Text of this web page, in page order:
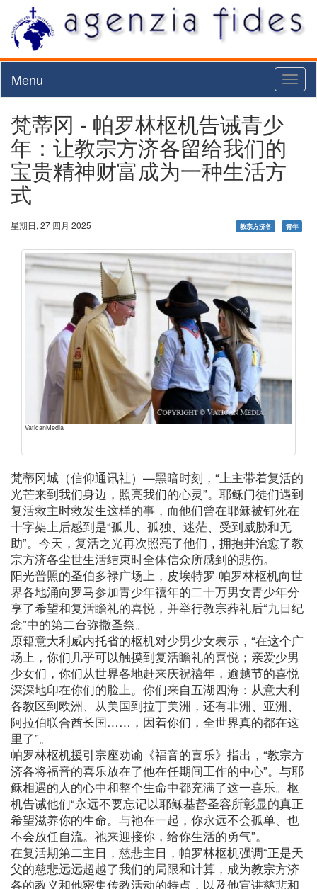
Menu
梵蒂冈 - 帕罗林枢机告诫青少
年：让教宗方济各留给我们的
宝贵精神财富成为一种生活方
式
星期日, 27 四月 2025 教宗方济各 青年
VaticanMedia
梵蒂冈城（信仰通讯社）—黑暗时刻，“上主带着复活的
光芒来到我们身边，照亮我们的心灵”。耶稣门徒们遇到
复活救主时救发生这样的事，而他们曾在耶稣被钉死在
十字架上后感到是“孤儿、孤独、迷茫、受到威胁和无
助”。今天，复活之光再次照亮了他们，拥抱并治愈了教
宗方济各尘世生活结束时全体信众所感到的悲伤。
阳光普照的圣伯多禄广场上，皮埃特罗·帕罗林枢机向世
界各地涌向罗马参加青少年禧年的二十万男女青少年分
享了希望和复活瞻礼的喜悦，并举行教宗葬礼后“九日纪
念”中的第二台弥撒圣祭。
原籍意大利威内托省的枢机对少男少女表示，“在这个广
场上，你们几乎可以触摸到复活瞻礼的喜悦；亲爱少男
少女们，你们从世界各地赶来庆祝禧年，逾越节的喜悦
深深地印在你们的脸上。你们来自五湖四海：从意大利
各教区到欧洲、从美国到拉丁美洲，还有非洲、亚洲、
阿拉伯联合酋长国……，因着你们，全世界真的都在这
里了”。
帕罗林枢机援引宗座劝谕《福音的喜乐》指出，“教宗方
济各将福音的喜乐放在了他在任期间工作的中心”。与耶
稣相遇的人的心中和整个生命中都充满了这一喜乐。枢
机告诫他们“永远不要忘记以耶稣基督圣容所彰显的真正
希望滋养你的生命。与祂在一起，你永远不会孤单、也
不会放任自流。祂来迎接你，给你生活的勇气”。
在复活期第二主日，慈悲主日，帕罗林枢机强调“正是天
父的慈悲远远超越了我们的局限和计算，成为教宗方济
各的教义和他密集传教活动的特点，以及他宣讲慈悲和